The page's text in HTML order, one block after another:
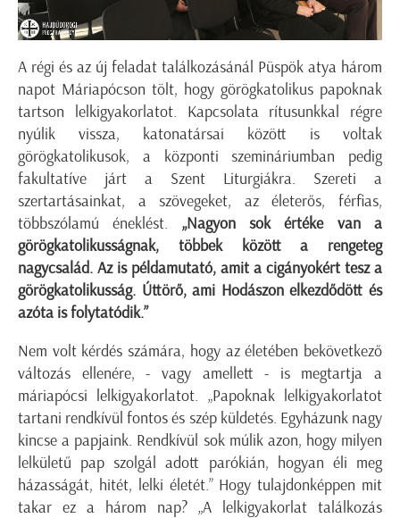
A régi és az új feladat találkozásánál Püspök atya három
napot Máriapócson tölt, hogy görögkatolikus papoknak
tartson lelkigyakorlatot. Kapcsolata rítusunkkal régre
nyúlik vissza, katonatársai között is voltak
görögkatolikusok, a központi szemináriumban pedig
fakultatíve járt a Szent Liturgiákra. Szereti a
szertartásainkat, a szövegeket, az életerős, férfias,
többszólamú éneklést. „Nagyon sok értéke van a
görögkatolikusságnak, többek között a rengeteg
nagycsalád. Az is példamutató, amit a cigányokért tesz a
görögkatolikusság. Úttörő, ami Hodászon elkezdődött és
azóta is folytatódik.”
Nem volt kérdés számára, hogy az életében bekövetkező
változás ellenére, - vagy amellett - is megtartja a
máriapócsi lelkigyakorlatot. „Papoknak lelkigyakorlatot
tartani rendkívül fontos és szép küldetés. Egyházunk nagy
kincse a papjaink. Rendkívül sok múlik azon, hogy milyen
lelkületű pap szolgál adott parókián, hogyan éli meg
házasságát, hitét, lelki életét.” Hogy tulajdonképpen mit
takar ez a három nap? „A lelkigyakorlat találkozás